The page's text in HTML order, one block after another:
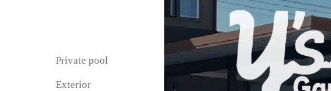
Private pool
Exterior